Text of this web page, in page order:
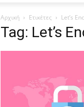
Αρχική Ετικέτες Let’s
Tag: Let’s